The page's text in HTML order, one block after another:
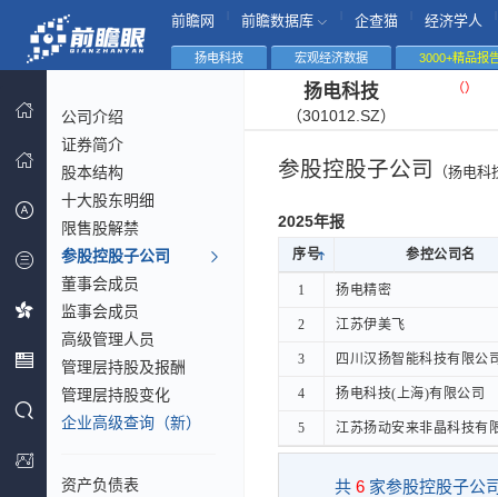
前瞻网 前瞻数据库 企查猫 经济学人
扬电科技 宏观经济数据 3000+精品报
公司介绍
证券简介
股本结构
十大股东明细
限售股解禁
参股控股子公司
董事会成员
监事会成员
高级管理人员
管理层持股及报酬
管理层持股变化
企业高级查询（新）
资产负债表
扬电科技
（301012.SZ）
（）
参股控股子公司 （扬电科
2025年报
序号
参控公司名
序号
1 扬电精密
2 江苏伊美飞
3 四川汉扬智能科技有限公
4 扬电科技(上海)有限公司
5 江苏扬动安来非晶科技有
序号 参控公司名
1 扬电精密
2 江苏伊美飞
3 四川汉扬智能科技有限公
4 扬电科技(上海)有限公司
5 江苏扬动安来非晶科技有
共 6 家参股控股子